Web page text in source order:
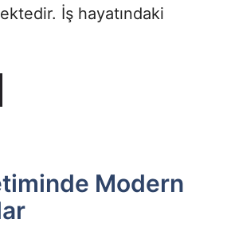
İş hayatındaki
Modern